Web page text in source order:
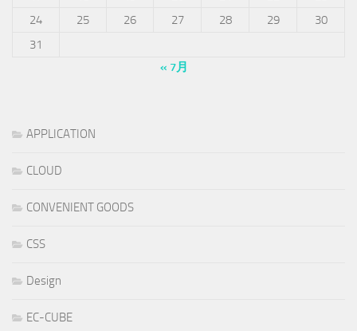
24
25 26 27 28 29
30
31
« 7月
APPLICATION
CLOUD
CONVENIENT GOODS
CSS
Design
EC-CUBE